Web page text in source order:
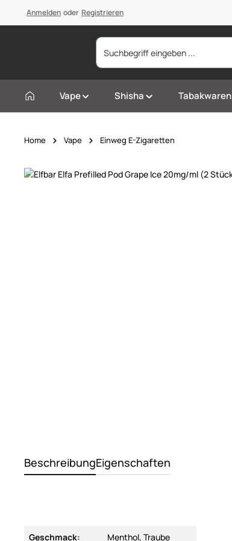
Zur Hauptnavigation springen
Anmelden oder Registrieren
Vape Shisha Tabakwaren
Home Vape Einweg E-Zigaretten
Bildergalerie überspringen
BeschreibungEigenschaften
Geschmack: Menthol, Traube